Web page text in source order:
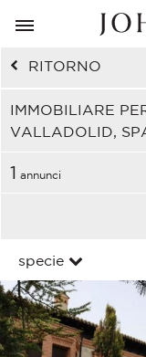
RITORNO
IMMOBILIARE
VALLADOLID,
1 annunci
specie